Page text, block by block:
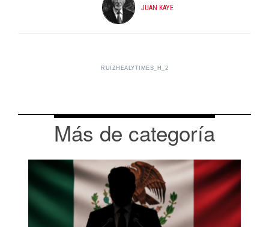
JUAN KAYE
RUIZHEALYTIMES_H_2
Más de categoría